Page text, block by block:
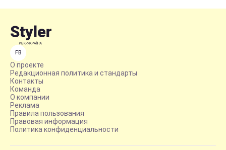
FB
О проекте
Редакционная политика и стандарты
Контакты
Команда
О компании
Реклама
Правила пользования
Правовая информация
Политика конфиденциальности